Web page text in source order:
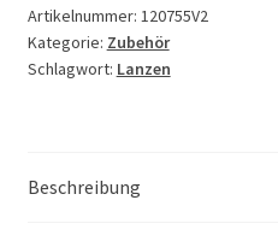
cm
Menge
Artikelnummer: 120755V2
Kategorie: Zubehör
Schlagwort: Lanzen
Beschreibung